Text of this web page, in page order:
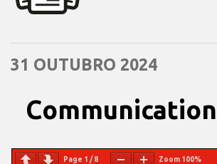
31 OUTUBRO 2024
Page 1 /8 Zoom 100%